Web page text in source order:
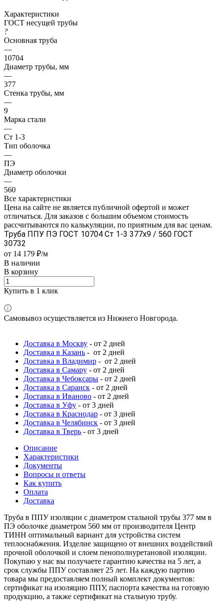
Характеристики
ГОСТ несущей трубы
?
Основная труба
—
10704
Диаметр трубы, мм
—
377
Стенка трубы, мм
—
9
Марка стали
—
Ст 1-3
Тип оболочка
—
ПЭ
Диаметр оболочки
—
560
Все характеристики
Цена на сайте не является публичной офертой и может
отличаться. Для заказов с большим объемом стоимость
рассчитываются по калькуляции, по приятным для вас ценам.
Труба ППУ ПЭ ГОСТ 10704 Ст 1-3 377x9 / 560 ГОСТ
30732
от 14 179 ₽/м
В наличии
В корзину
Купить в 1 клик
Самовывоз осуществляется из Нижнего Новгорода.
Доставка в Москву - от 2 дней
Доставка в Казань - от 2 дней
Доставка в Владимир - от 2 дней
Доставка в Самару - от 2 дней
Доставка в Чебоксары - от 2 дней
Доставка в Саранск - от 2 дней
Доставка в Иваново - от 2 дней
Доставка в Уфу - от 3 дней
Доставка в Краснодар - от 3 дней
Доставка в Челябинск - от 3 дней
Доставка в Тверь - от 3 дней
Описание
Характеристики
Документы
Вопросы и ответы
Как купить
Оплата
Доставка
Труба в ППУ изоляции с диаметром стальной трубы 377 мм в
ПЭ оболочке диаметром 560 мм от производителя Центр
ТИНН оптимальный вариант для устройства систем
теплоснабжения. Изделие защищено от внешних воздействий
прочной оболочкой и слоем пенополиуретановой изоляции.
Покупаю у нас вы получаете гарантию качества на 5 лет, а
срок службы ППУ составляет 25 лет. На каждую партию
товара мы предоставляем полный комплект документов:
сертификат на изоляцию ППУ, паспорта качества на готовую
продукцию, а также сертификат на стальную трубу.